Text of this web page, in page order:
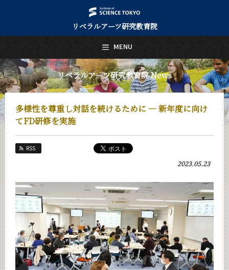
リベラルアーツ研究教育院
リベラルアーツ研究教育院 News
多様性を尊重し対話を続けるために ― 新年度に向け
てFD研修を実施
RSS
2023.05.23
MENU
日本語 English
トップページ
Top Page
リベラルアーツ研究教育院について
About Us
教育
Education
研究
Research
教員紹介
faculty
リベラルアーツ研究教育院 News
News
News 一覧